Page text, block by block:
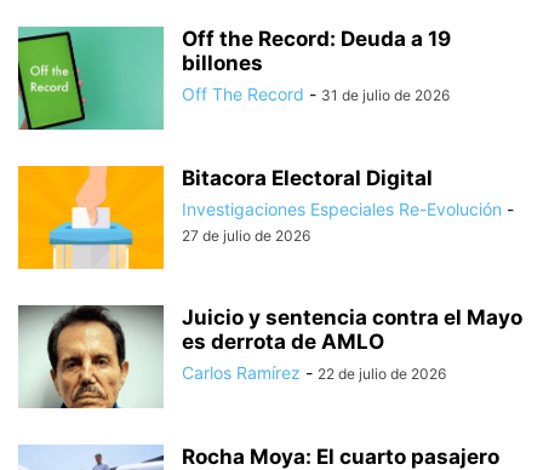
Off the Record: Deuda a 19
billones
Off The Record - 31 de julio de 2026
Bitacora Electoral Digital
Investigaciones Especiales Re-Evolución -
27 de julio de 2026
Juicio y sentencia contra el Mayo
es derrota de AMLO
Carlos Ramírez - 22 de julio de 2026
Rocha Moya: El cuarto pasajero